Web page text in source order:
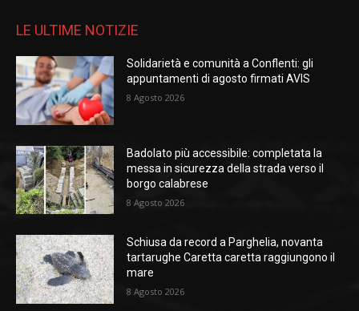
LE ULTIME NOTIZIE
Solidarietà e comunità a Conflenti: gli
appuntamenti di agosto firmati AVIS
8 Agosto 2026
Badolato più accessibile: completata la
messa in sicurezza della strada verso il
borgo calabrese
8 Agosto 2026
Schiusa da record a Parghelia, novanta
tartarughe Caretta caretta raggiungono il
mare
8 Agosto 2026